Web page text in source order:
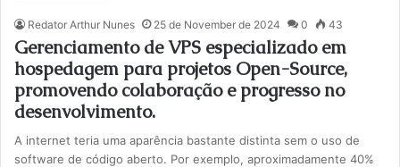
Redator Arthur Nunes 25 de November de 2024 0 43
Gerenciamento de VPS especializado em
hospedagem para projetos Open-Source,
promovendo colaboração e progresso no
desenvolvimento.
A internet teria uma aparência bastante distinta sem o uso de
software de código aberto. Por exemplo, aproximadamente 40%